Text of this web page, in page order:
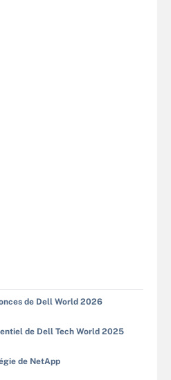
de Dell World 2026
de Dell Tech World 2025
de NetApp